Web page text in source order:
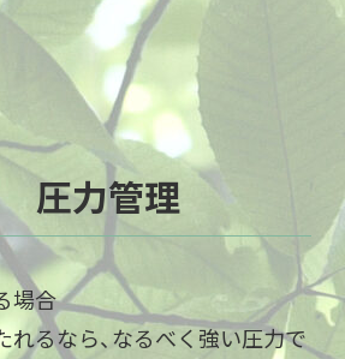
圧力管理
場合
れるなら、なるべく強い圧力で